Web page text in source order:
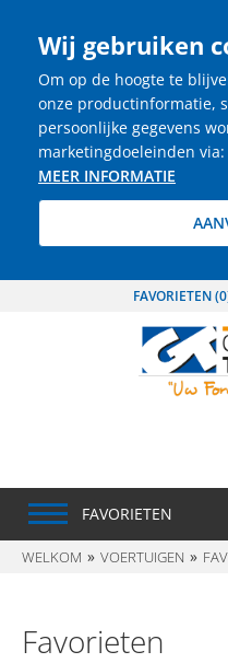
Wij gebruiken
Om op de hoogte te
onze productinformatie,
persoonlijke gegevens
marketingdoeleinden via:
MEER INFORMATIE
FAVORIETEN (0
FAVORIETEN
WELKOM VOERTUIGEN
Favorieten